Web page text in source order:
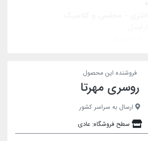
فروشنده این محصول
روسری مهرتا
ارسال به سراسر کشور
سطح فروشگاه: عادی